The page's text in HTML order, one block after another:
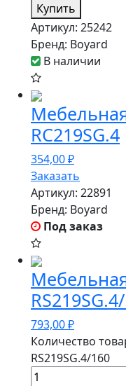
Купить
Артикул: 25242
Бренд: Boyard
В наличии
RC219SG.4
354,00₽
Заказать
Артикул: 22891
Бренд: Boyard
Под заказ
793,00₽
Количество
RS219SG.4/160